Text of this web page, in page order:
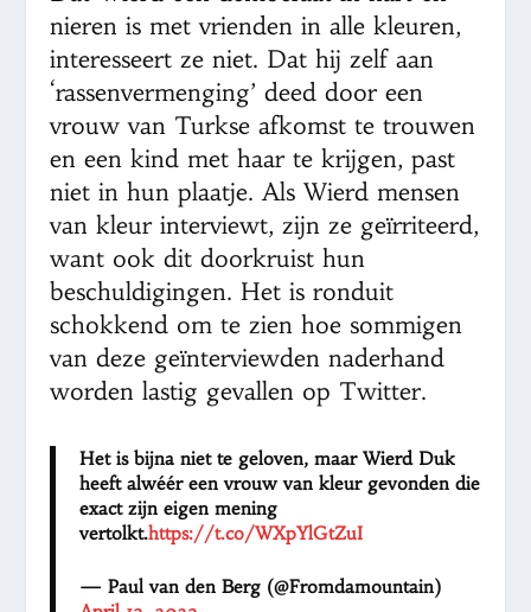
nieren is met vrienden in alle kleuren,
interesseert ze niet. Dat hij zelf aan
‘rassenvermenging’ deed door een
vrouw van Turkse afkomst te trouwen
en een kind met haar te krijgen, past
niet in hun plaatje. Als Wierd mensen
van kleur interviewt, zijn ze geïrriteerd,
want ook dit doorkruist hun
beschuldigingen. Het is ronduit
schokkend om te zien hoe sommigen
van deze geïnterviewden naderhand
worden lastig gevallen op Twitter.
Het is bijna niet te geloven, maar Wierd Duk
heeft alwéér een vrouw van kleur gevonden die
exact zijn eigen mening
vertolkt.https://t.co/WXpYlGtZuI
— Paul van den Berg (@Fromdamountain)